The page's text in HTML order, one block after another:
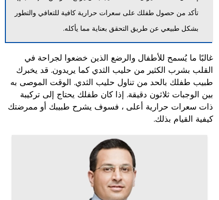
تأكد من حصول طفلك على سعرات حرارية كافية للتعافي والتطور
بشكل طبيعي عن طريق التحقق بعناية مما يأكله.
غالبًا ما يُسمح للأطفال والرضع الذين خضعوا لجراحة في
القلب بشرب الكثير من حليب الثدي كما يريدون. قد يخبرك
طبيب طفلك بالحد من تناول حليب الثدي. الوقت الموصى به
بين الوجبات ثلاثون دقيقة. إذا كان طفلك يحتاج إلى تركيبة
ذات سعرات حرارية أعلى ، فسوف يشرح طبيبك أو ممرضتك
كيفية القيام بذلك.